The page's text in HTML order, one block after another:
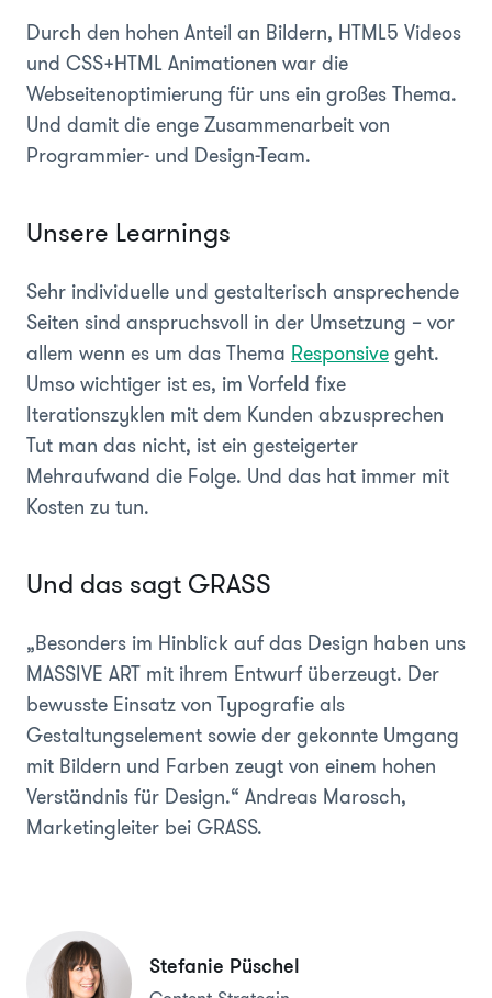
Durch den hohen Anteil an Bildern, HTML5 Videos
und CSS+HTML Animationen war die
Webseitenoptimierung für uns ein großes Thema.
Und damit die enge Zusammenarbeit von
Programmier- und Design-Team.
Unsere Learnings
Sehr individuelle und gestalterisch ansprechende
Seiten sind anspruchsvoll in der Umsetzung – vor
allem wenn es um das Thema Responsivegeht.
Umso wichtiger ist es, im Vorfeld fixe
Iterationszyklen mit dem Kunden abzusprechen
Tut man das nicht, ist ein gesteigerter
Mehraufwand die Folge. Und das hat immer mit
Kosten zu tun.
Und das sagt GRASS
„Besonders im Hinblick auf das Design haben uns
MASSIVE ART mit ihrem Entwurf überzeugt. Der
bewusste Einsatz von Typografie als
Gestaltungselement sowie der gekonnte Umgang
mit Bildern und Farben zeugt von einem hohen
Verständnis für Design.“ Andreas Marosch,
Marketingleiter bei GRASS.
Stefanie Püschel